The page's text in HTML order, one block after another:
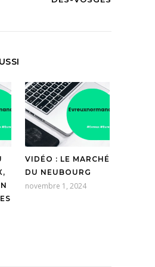
VIDÉO : LE MARCHÉ
DU NEUBOURG
novembre 1, 2024